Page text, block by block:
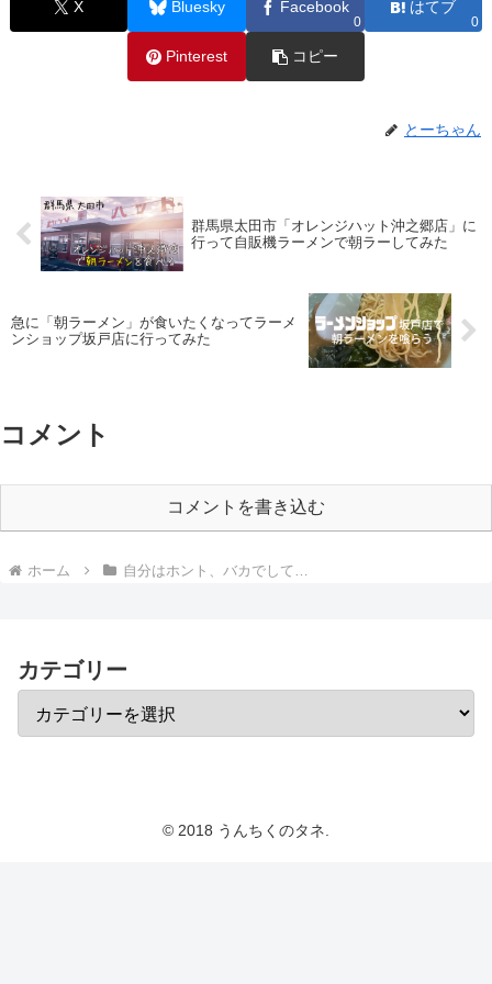
X Bluesky Facebook
0
はてブ
0
Pinterest コピー
とーちゃん
群馬県太田市「オレンジハット沖之郷店」に
行って自販機ラーメンで朝ラーしてみた
急に「朝ラーメン」が食いたくなってラーメ
ンショップ坂戸店に行ってみた
コメント
コメントを書き込む
ホーム 自分はホント、バカでして…
カテゴリー
© 2018 うんちくのタネ.